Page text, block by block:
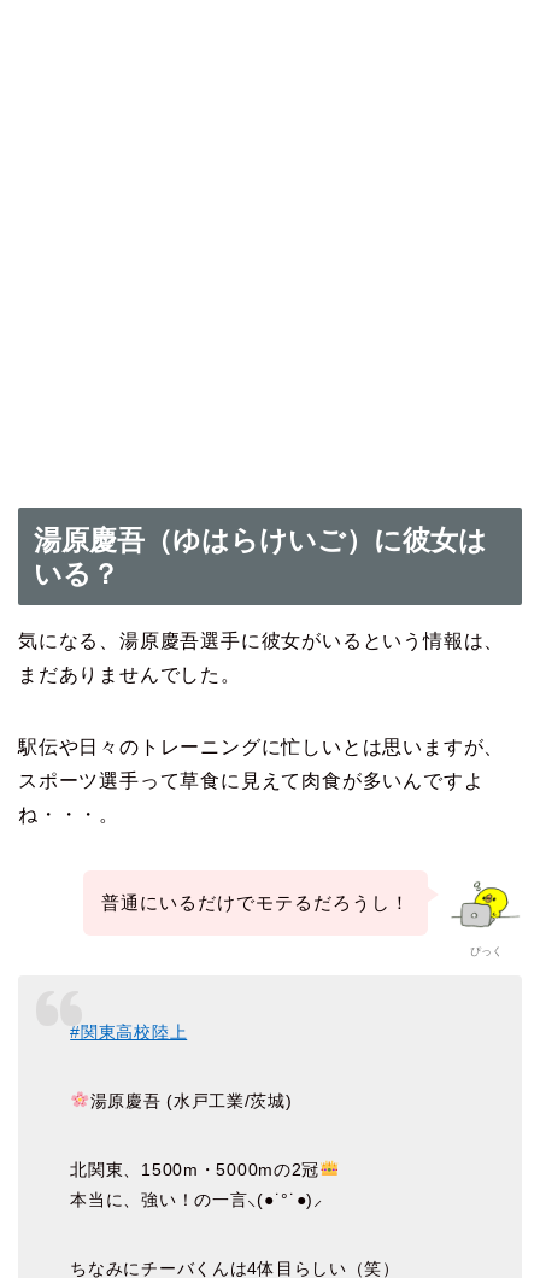
湯原慶吾（ゆはらけいご）に彼女は
いる？
気になる、湯原慶吾選手に彼女がいるという情報は、
まだありませんでした。
駅伝や日々のトレーニングに忙しいとは思いますが、
スポーツ選手って草食に見えて肉食が多いんですよ
ね・・・。
ぴっく
普通にいるだけでモテるだろうし！
#関東高校陸上
湯原慶吾 (水戸工業/茨城)
北関東、1500m・5000mの2冠
本当に、強い！の一言⸜(●˙°˙●)⸝
ちなみにチーバくんは4体目らしい（笑）